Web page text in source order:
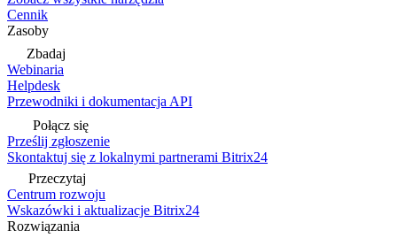
Cennik
Zasoby
Zbadaj
Webinaria
Helpdesk
Przewodniki i dokumentacja API
Połącz się
Prześlij zgłoszenie
Skontaktuj się z lokalnymi partnerami Bitrix24
Przeczytaj
Centrum rozwoju
Wskazówki i aktualizacje Bitrix24
Rozwiązania